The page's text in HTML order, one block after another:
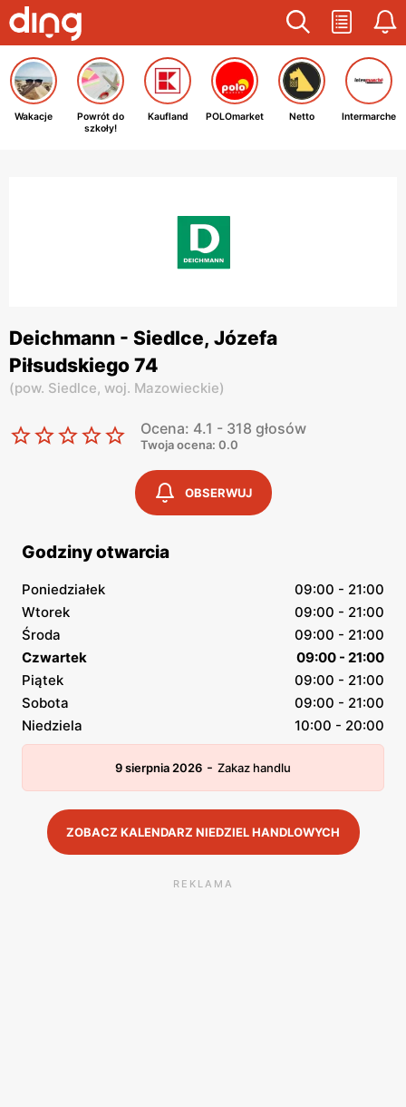
Wakacje
Powrót do
szkoły!
Kaufland POLOmarket Netto Intermarche
Deichmann - Siedlce, Józefa
Piłsudskiego 74
(pow. Siedlce, woj. Mazowieckie)
Ocena: 4.1 - 318 głosów
Twoja ocena: 0.0
OBSERWUJ
Godziny otwarcia
Poniedziałek
09:00 - 21:00
Wtorek
09:00 - 21:00
Środa
09:00 - 21:00
Czwartek
09:00 - 21:00
Piątek
09:00 - 21:00
Sobota
09:00 - 21:00
Niedziela
10:00 - 20:00
9 sierpnia 2026 - Zakaz handlu
ZOBACZ KALENDARZ NIEDZIEL HANDLOWYCH
REKLAMA